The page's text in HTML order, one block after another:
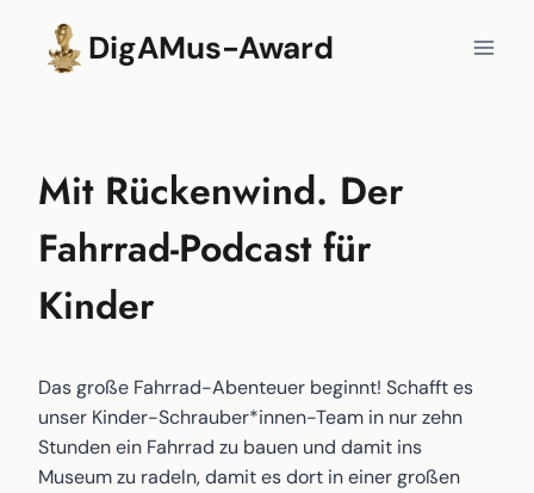
springen
DigAMus-Award
Mit Rückenwind. Der
Fahrrad-Podcast für
Kinder
Das große Fahrrad-Abenteuer beginnt! Schafft es
unser Kinder-Schrauber*innen-Team in nur zehn
Stunden ein Fahrrad zu bauen und damit ins
Museum zu radeln, damit es dort in einer großen